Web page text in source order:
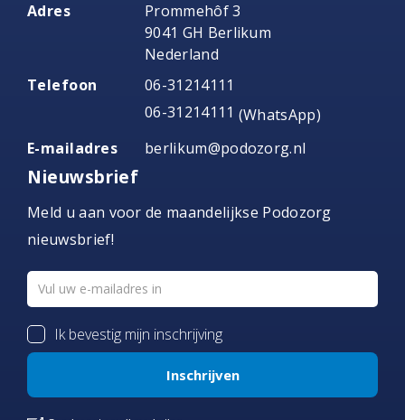
Adres
Prommehôf 3
9041 GH Berlikum
Nederland
Telefoon
06-31214111
06-31214111 (WhatsApp)
E-mailadres
berlikum@podozorg.nl
Nieuwsbrief
Meld u aan voor de maandelijkse Podozorg
nieuwsbrief!